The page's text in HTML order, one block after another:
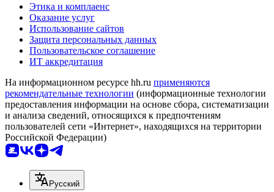
Этика и комплаенс
Оказание услуг
Использование сайтов
Защита персональных данных
Пользовательское соглашение
ИТ аккредитация
На информационном ресурсе hh.ru применяются
рекомендательные технологии (информационные технологии
предоставления информации на основе сбора, систематизации
и анализа сведений, относящихся к предпочтениям
пользователей сети «Интернет», находящихся на территории
Российской Федерации)
Русский